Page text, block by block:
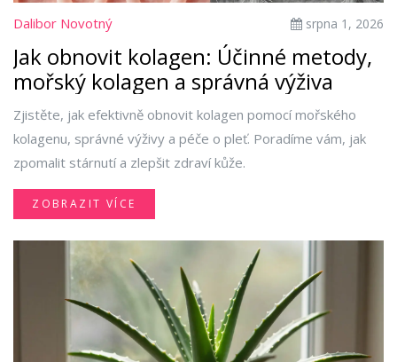
Dalibor Novotný srpna 1, 2026
Jak obnovit kolagen: Účinné metody,
mořský kolagen a správná výživa
Zjistěte, jak efektivně obnovit kolagen pomocí mořského
kolagenu, správné výživy a péče o pleť. Poradíme vám, jak
zpomalit stárnutí a zlepšit zdraví kůže.
ZOBRAZIT VÍCE